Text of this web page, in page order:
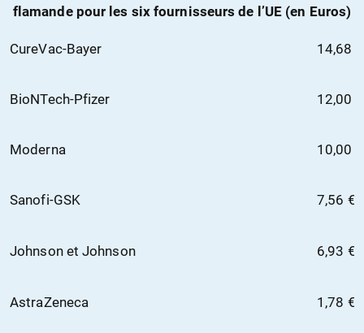
flamande pour les six fournisseurs de l’UE (en Euros)
CureVac-Bayer 14,68 €
BioNTech-Pfizer 12,00 €
Moderna 10,00 €
Sanofi-GSK 7,56 €
Johnson et Johnson 6,93 €
AstraZeneca 1,78 €